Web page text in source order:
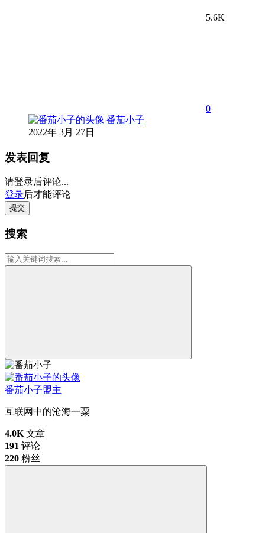
5.6K
0
番茄小子
2022年 3月 27日
发表回复
请登录后评论...
登录后才能评论
提交
搜索
番茄小子盟主
互联网中的沧海一粟
4.0K 文章
191 评论
220 粉丝